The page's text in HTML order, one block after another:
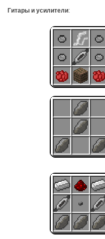
Гитары и усилители: